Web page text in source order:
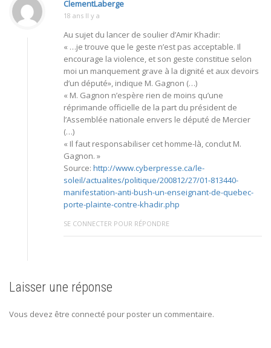
ClementLaberge
18 ans Il y a
Au sujet du lancer de soulier d’Amir Khadir:
« …je trouve que le geste n’est pas acceptable. Il
encourage la violence, et son geste constitue selon
moi un manquement grave à la dignité et aux devoirs
d’un député», indique M. Gagnon (…)
« M. Gagnon n’espère rien de moins qu’une
réprimande officielle de la part du président de
l’Assemblée nationale envers le député de Mercier
(…)
« Il faut responsabiliser cet homme-là, conclut M.
Gagnon. »
Source: http://www.cyberpresse.ca/le-
soleil/actualites/politique/200812/27/01-813440-
manifestation-anti-bush-un-enseignant-de-quebec-
porte-plainte-contre-khadir.php
SE CONNECTER POUR RÉPONDRE
Laisser une réponse
Vous devez être connecté pour poster un commentaire.